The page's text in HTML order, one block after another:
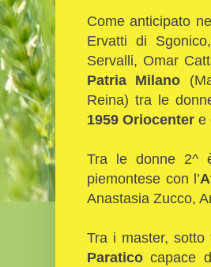
Come anticipato
Ervatti di
Servalli, Omar
Patria Milano
Reina) tra le
1959 Oriocenter e
Tra le donne
piemontese con l’
Anastasia Zucco,
Tra i master,
Paraticocapace